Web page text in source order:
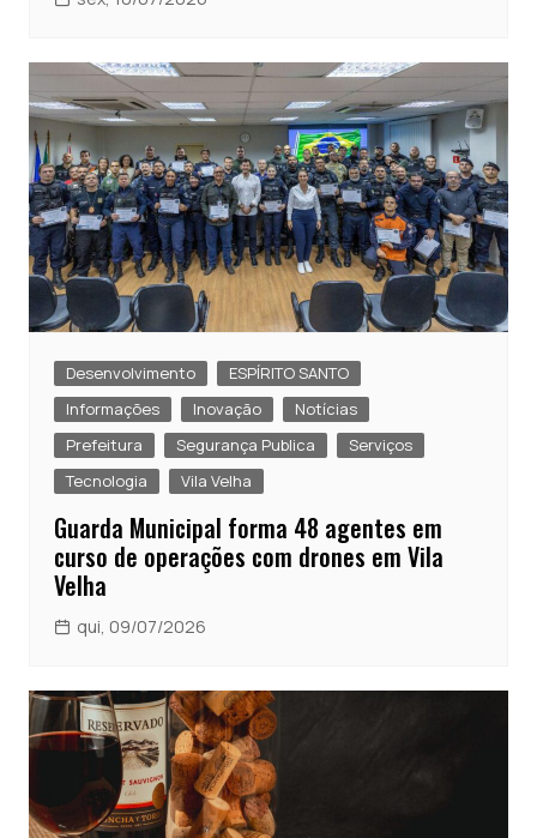
Desenvolvimento
ESPÍRITO SANTO
Informações
Inovação
Notícias
Prefeitura
Segurança Publica
Serviços
Tecnologia
Vila Velha
Guarda Municipal forma 48 agentes em
curso de operações com drones em Vila
Velha
qui, 09/07/2026